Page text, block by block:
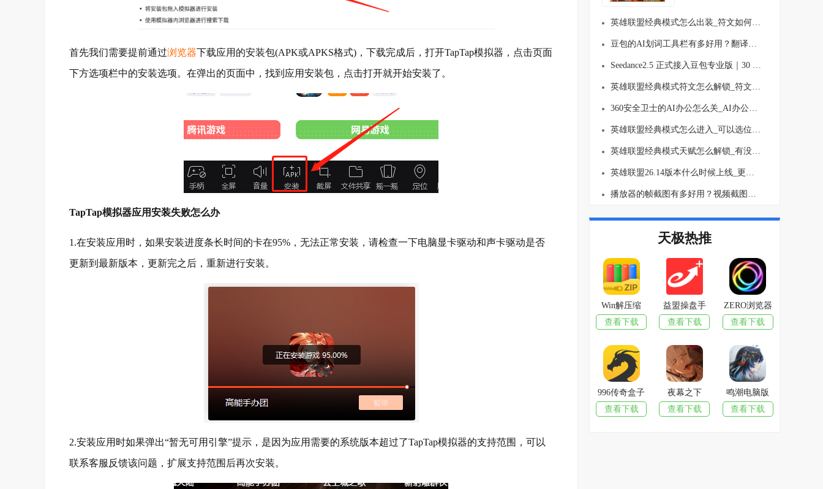
首先我们需要提前通过浏览器下载应用的安装包(APK或APKS格式)，下载完成后，打开TapTap模拟器，点击页面
下方选项栏中的安装选项。在弹出的页面中，找到应用安装包，点击打开就开始安装了。
TapTap模拟器应用安装失败怎么办
1.在安装应用时，如果安装进度条长时间的卡在95%，无法正常安装，请检查一下电脑显卡驱动和声卡驱动是否
更新到最新版本，更新完之后，重新进行安装。
2.安装应用时如果弹出“暂无可用引擎”提示，是因为应用需要的系统版本超过了TapTap模拟器的支持范围，可以
联系客服反馈该问题，扩展支持范围后再次安装。
英雄联盟经典模式怎么出装_符文如何搭配
豆包的AI划词工具栏有多好用？翻译、总结一键就行！
Seedance2.5 正式接入豆包专业版｜30 秒长视频生成、多图参考 AI视频创作能力全面升级
英雄联盟经典模式符文怎么解锁_符文要买吗
360安全卫士的AI办公怎么关_AI办公关闭方法介绍
英雄联盟经典模式怎么进入_可以选位置吗
英雄联盟经典模式天赋怎么解锁_有没有等级上限
英雄联盟26.14版本什么时候上线_更新了哪些内容
播放器的帧截图有多好用？视频截图再也不麻烦了！
天极热推
Win解压缩
查看下载
益盟操盘手
查看下载
ZERO浏览器
查看下载
996传奇盒子
查看下载
夜幕之下
查看下载
鸣潮电脑版
查看下载